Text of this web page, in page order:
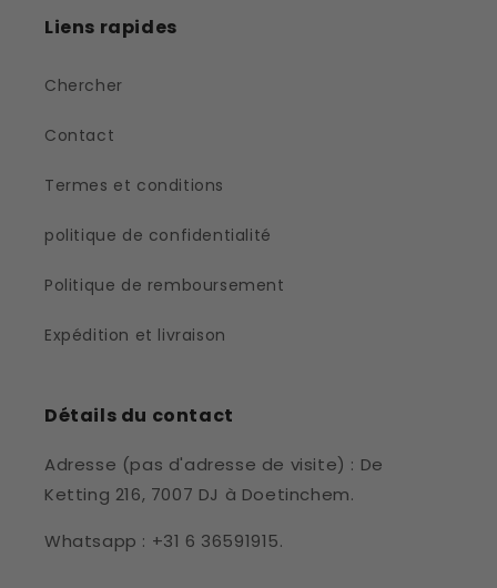
Liens rapides
Chercher
Contact
Termes et conditions
politique de confidentialité
Politique de remboursement
Expédition et livraison
Détails du contact
Adresse (pas d'adresse de visite) : De
Ketting 216, 7007 DJ à Doetinchem.
Whatsapp : +31 6 36591915.